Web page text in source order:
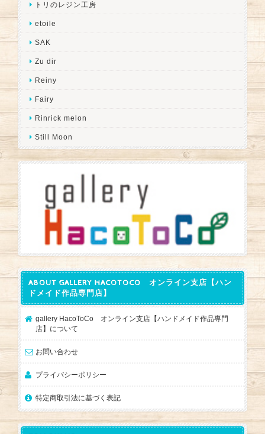
トリのレジン工房
etoile
SAK
Zu dir
Reiny
Fairy
Rinrick melon
Still Moon
ABOUT GALLERY HACOTOCO オンライン支店【ハン
ドメイド作品専門店】
gallery HacoToCo オンライン支店【ハンドメイド作品専門
店】について
お問い合わせ
プライバシーポリシー
特定商取引法に基づく表記